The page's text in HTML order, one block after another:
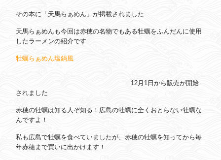
その本に「天馬らぁめん」が掲載されました
天馬らぁめんも今回は赤穂の名物でもある牡蠣をふんだんに使用
したラーメンの紹介です
牡蠣らぁめん塩鍋風
12月1日から販売が開始
されました
赤穂の牡蠣は知る人ぞ知る！広島の牡蠣に全くおとらない牡蠣な
んですよ！
私も広島で牡蠣を食べていましたが、赤穂の牡蠣を知ってから毎
年赤穂まで買いに出かけます！